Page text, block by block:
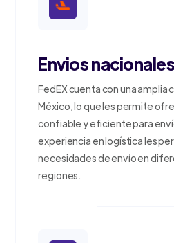
Envios
FedEX cuenta con una amplia
México, lo que les permite
confiable y eficiente para
experiencia en logística les
necesidades de envío en
regiones.